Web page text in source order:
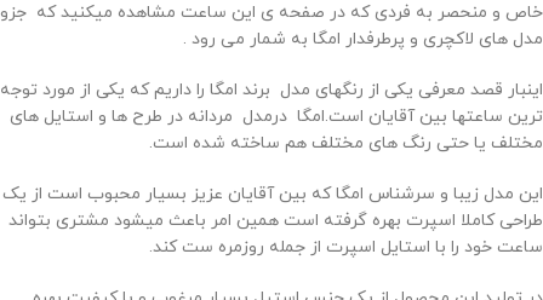
خاص و منحصر به فردی که در صفحه ی این ساعت مشاهده میکنید که جزو
مدل های لاکچری و پرطرفدار امگا به شمار می رود .
اینبار قصد معرفی یکی از رنگهای مدل برند امگا را داریم که یکی از مورد توجه
ترین ساعتها بین آقایان است.امگا درمدل مردانه در طرح ها و استایل های
مختلف یا حتی رنگ های مختلف هم ساخته شده است.
این مدل زیبا و سرشناس امگا که بین آقایان عزیز بسیار محبوب است از یک
طراحی کاملا اسپرت بهره گرفته است همین امر باعث میشود مشتری بتواند
ساعت خود را با استایل اسپرت از جمله روزمره ست کند.